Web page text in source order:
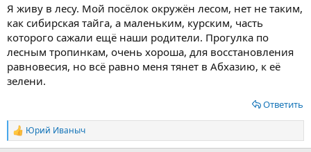
Я живу в лесу. Мой посёлок окружён лесом, нет не таким,
как сибирская тайга, а маленьким, курским, часть
которого сажали ещё наши родители. Прогулка по
лесным тропинкам, очень хороша, для восстановления
равновесия, но всё равно меня тянет в Абхазию, к её
зелени.
Ответить
Р
е
Юрий Иваныч